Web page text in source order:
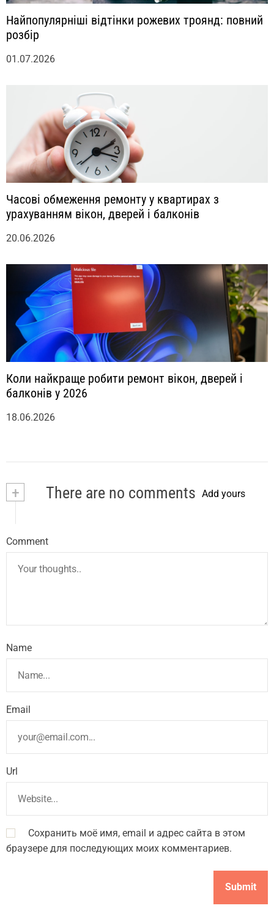
Найпопулярніші відтінки рожевих троянд: повний
розбір
01.07.2026
Часові обмеження ремонту у квартирах з
урахуванням вікон, дверей і балконів
20.06.2026
Коли найкраще робити ремонт вікон, дверей і
балконів у 2026
18.06.2026
+ There are no comments Add yours
Comment
Name
Email
Url
Сохранить моё имя, email и адрес сайта в этом
браузере для последующих моих комментариев.